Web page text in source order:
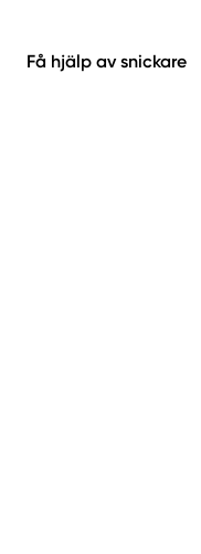
Få hjälp av snickare